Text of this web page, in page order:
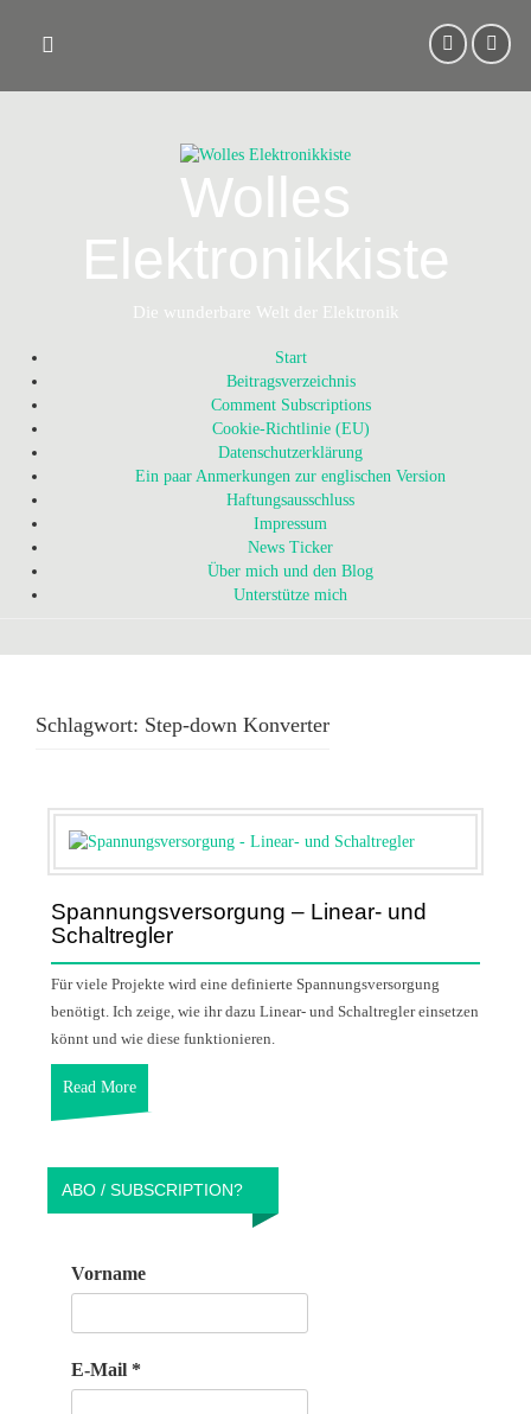
content
Wolles
Elektronikkiste
Die wunderbare Welt der Elektronik
Start
Beitragsverzeichnis
Comment Subscriptions
Cookie-Richtlinie (EU)
Datenschutzerklärung
Ein paar Anmerkungen zur englischen Version
Haftungsausschluss
Impressum
News Ticker
Über mich und den Blog
Unterstütze mich
Schlagwort: Step-down Konverter
Spannungsversorgung – Linear- und
Schaltregler
Für viele Projekte wird eine definierte Spannungsversorgung
benötigt. Ich zeige, wie ihr dazu Linear- und Schaltregler einsetzen
könnt und wie diese funktionieren.
Read More
ABO / SUBSCRIPTION?
Vorname
E-Mail *